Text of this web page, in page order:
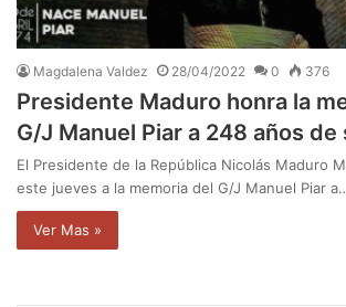
Magdalena Valdez 28/04/2022 0 376
Presidente Maduro honra la
G/J Manuel Piar a 248 años
El Presidente de la República Nicolás Maduro
este jueves a la memoria del G/J Manuel Piar
Ver Mas »